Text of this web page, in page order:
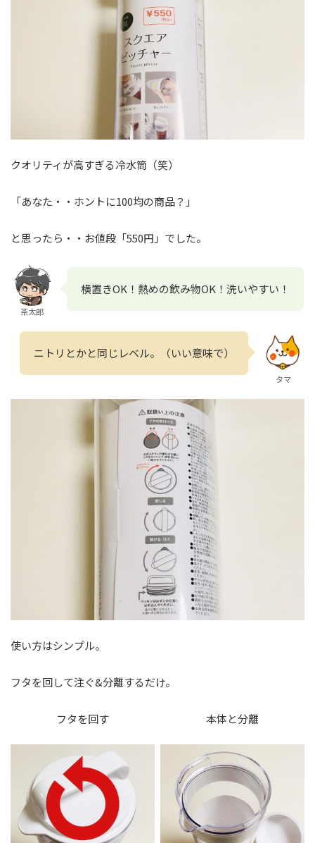
クオリティが高すぎる冷水筒（笑）
「あなた・・ホントに100均の商品？」
と思ったら・・お値段「550円」でした。
茶太郎
横置きOK！熱めの飲み物OK！洗いやすい！
ニトリとかと同じレベル。（いい意味で）
タマ
使い方はシンプル。
フタを回して注ぐ&分離するだけ。
フタを回す 本体と分離